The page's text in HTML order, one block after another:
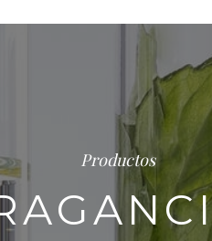
Productos